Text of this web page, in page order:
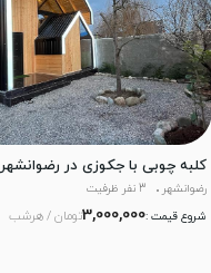
کلبه چوبی با جکوزی در رضوانشهر
رضوانشهر
3 نفر ظرفیت
شروع قیمت :3,000,000تومان / هرشب